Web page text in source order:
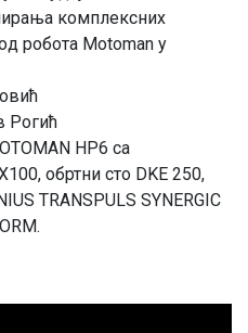
кoмплeксних
рoбoтa Motoman у
Рoгић
HP6 сa
oбртни стo DKE 250,
TRANSPULS SYNERGIC